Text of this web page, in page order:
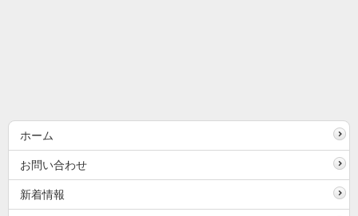
ホーム
お問い合わせ
新着情報